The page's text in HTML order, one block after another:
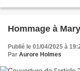
Hommage à
Publié le 01/04/2025 à
Par Aurore Holmes